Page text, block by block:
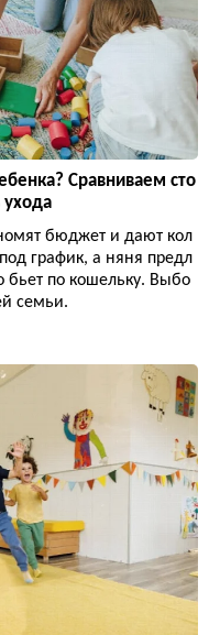
Сравниваем сто
ухода
бюджет и дают кол
график, а няня предл
бьет по кошельку. Выбо
семьи.